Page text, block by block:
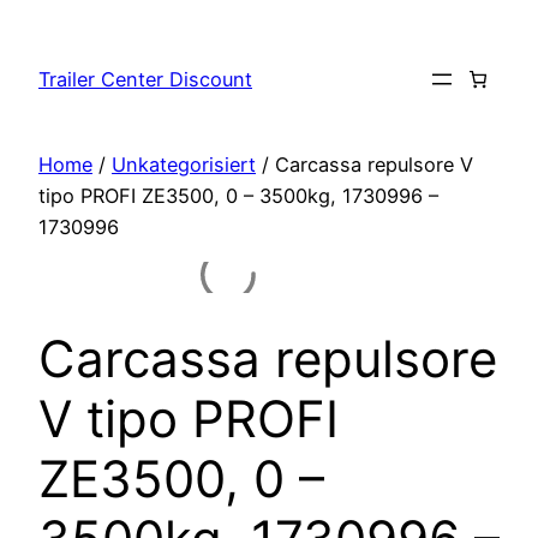
contenuto
Trailer Center Discount
Home / Unkategorisiert / Carcassa repulsore V
tipo PROFI ZE3500, 0 – 3500kg, 1730996 –
1730996
Carcassa repulsore
V tipo PROFI
ZE3500, 0 –